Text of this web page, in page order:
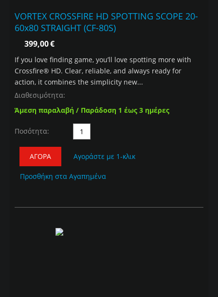
VORTEX CROSSFIRE HD SPOTTING SCOPE 20-
60x80 STRAIGHT (CF-80S)
399,00€
If you love finding game, you’ll love spotting more with
Crossfire® HD. Clear, reliable, and always ready for
action, it combines the simplicity new...
Διαθεσιμότητα:
Άμεση παραλαβή / Παράδοση 1 έως 3 ημέρες
Ποσότητα:
ΑΓΟΡΆ Αγοράστε με 1-κλικ
Προσθήκη στα Αγαπημένα